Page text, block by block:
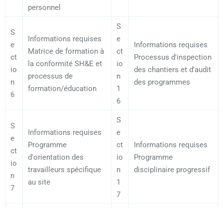
personnel
S
e
ct
io
n
6
Informations requises
Matrice de formation à
la conformité SH&E et
processus de
formation/éducation
S
e
ct
io
n
1
6
Informations requises
Processus d'inspection
des chantiers et d'audit
des programmes
S
e
ct
io
n
7
Informations requises
Programme
d'orientation des
travailleurs spécifique
au site
S
e
ct
io
n
1
7
Informations requises
Programme
disciplinaire progressif